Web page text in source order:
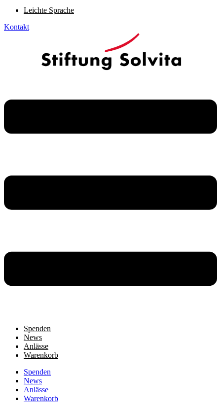
Leichte Sprache
Kontakt
Spenden
News
Anlässe
Warenkorb
Spenden
News
Anlässe
Warenkorb